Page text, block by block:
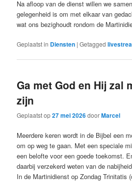
Na afloop van de dienst willen we
gelegenheid is om met elkaar van
wat ons bezighoudt rondom de
Geplaatst in Diensten |Getagged
Ga met God en Hij zal
zijn
Geplaatst op27 mei 2026doorMarcel
Meerdere keren wordt in de Bijbel een
om op weg te gaan. Met een speciale
een belofte voor een goede toekomst.
daarbij verzekerd weten van de
In de Martinidienst op Zondag Trinitatis